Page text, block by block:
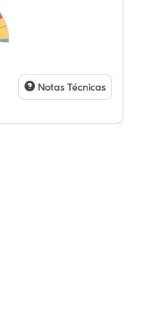
Notas Técnicas